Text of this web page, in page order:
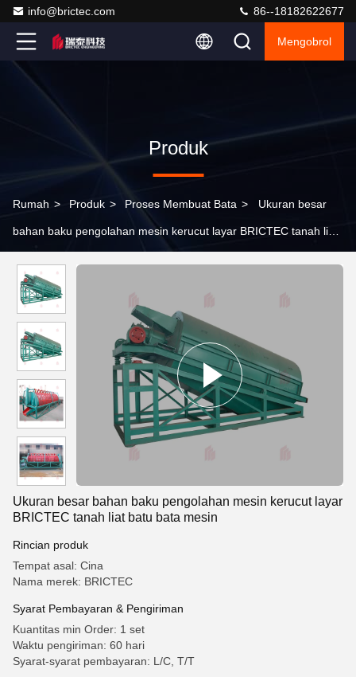
info@brictec.com 86--18182622677
Mengobrol
Produk
Rumah > Produk > Proses Membuat Bata > Ukuran besar
bahan baku pengolahan mesin kerucut layar BRICTEC tanah liat
Ukuran besar bahan baku pengolahan mesin kerucut layar
BRICTEC tanah liat batu bata mesin
Rincian produk
Tempat asal: Cina
Nama merek: BRICTEC
Syarat Pembayaran & Pengiriman
Kuantitas min Order: 1 set
Waktu pengiriman: 60 hari
Syarat-syarat pembayaran: L/C, T/T